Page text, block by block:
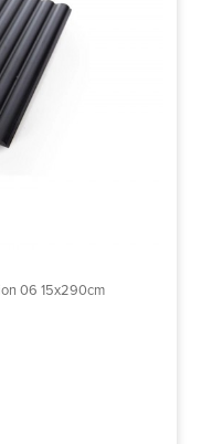
06 15x290cm